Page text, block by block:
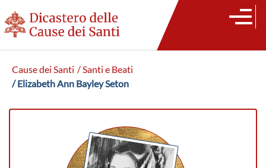
Cause dei Santi / Santi e Beati
/ Elizabeth Ann Bayley Seton